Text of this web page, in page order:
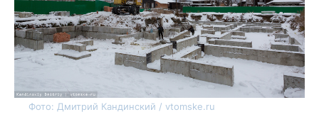
Фото: Дмитрий Кандинский / vtomske.ru